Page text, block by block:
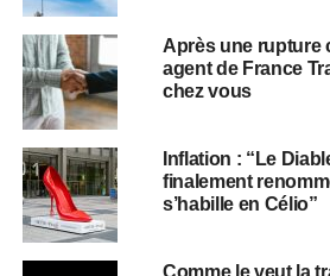
Après une rupture
agent de France
chez vous
Inflation : “Le
finalement
s’habille en Célio”